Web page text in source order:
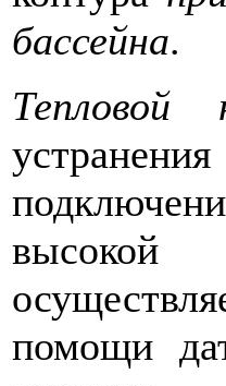
бассейна.
Тепловой
высокой
помощи